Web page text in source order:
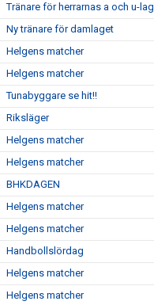
Tränare för herrarnas a och u-lag
Ny tränare för damlaget
Helgens matcher
Helgens matcher
Tunabyggare se hit!!
Riksläger
Helgens matcher
Helgens matcher
BHKDAGEN
Helgens matcher
Helgens matcher
Handbollslördag
Helgens matcher
Helgens matcher